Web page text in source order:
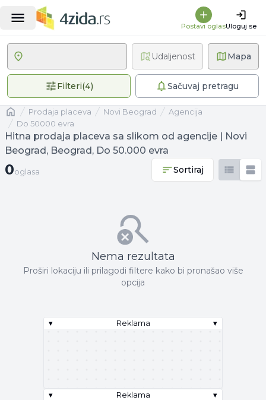
Postavi oglasUloguj se
Mapa
Filteri(4)4 primenjena filteraSačuvaj pretragu
Udaljenost
Naslovnaprodaja placeva Novi Beograd
agencija
Do 50000 evra
Hitna prodaja placeva sa slikom od agencije | Novi
Beograd, Beograd, Do 50.000 evra
0 oglasa
0oglasa Sortiraj
Nema rezultata
Proširi lokaciju ili prilagodi filtere kako bi pronašao više
opcija
▾ Reklama ▾
▾ Reklama ▾